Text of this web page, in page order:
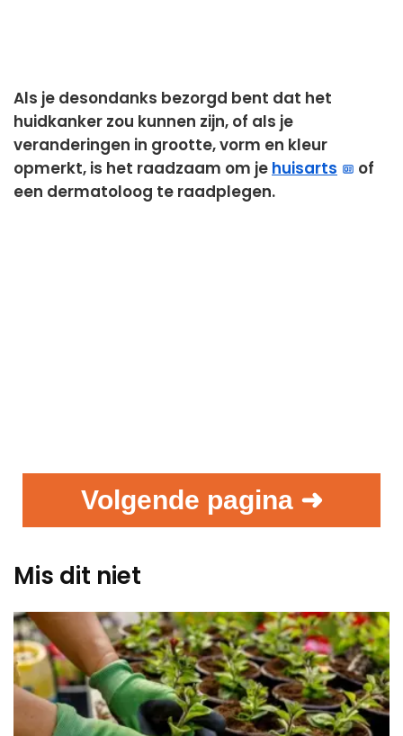
Als je desondanks bezorgd bent dat het
huidkanker zou kunnen zijn, of als je
veranderingen in grootte, vorm en kleur
opmerkt, is het raadzaam om je huisarts
of
een dermatoloog te raadplegen.
Volgende pagina ➜
Mis dit niet